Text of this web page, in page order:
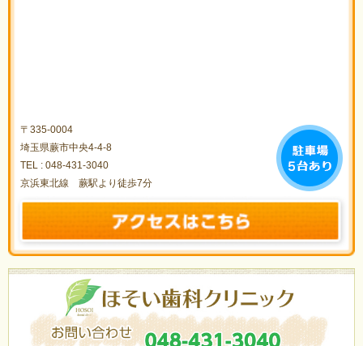
〒335-0004
埼玉県蕨市中央4-4-8
TEL : 048-431-3040
京浜東北線 蕨駅より徒歩7分